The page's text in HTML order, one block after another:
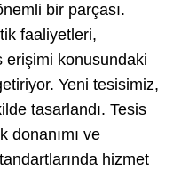
bir parçası.
faaliyetleri,
erişimi konusundaki
Yeni tesisimiz,
tasarlandı. Tesis
donanımı ve
hizmet